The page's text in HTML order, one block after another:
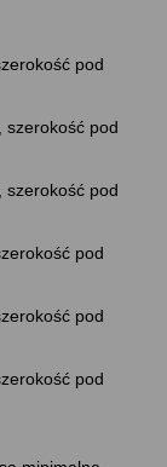
pod
szerokość pod
szerokość pod
pod
pod
pod